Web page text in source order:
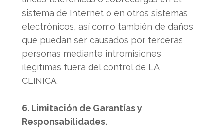
sistema de Internet o en otros sistemas
electrónicos, así como también de daños
que puedan ser causados por terceras
personas mediante intromisiones
ilegítimas fuera del control de LA
CLINICA.
6. Limitación de Garantías y
Responsabilidades.